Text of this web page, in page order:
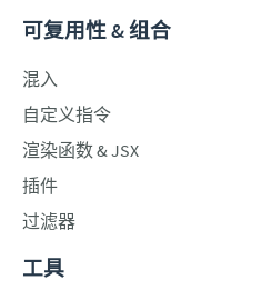
可复用性 & 组合
混入
自定义指令
渲染函数 & JSX
插件
过滤器
工具